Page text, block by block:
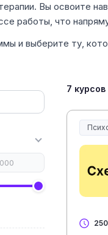
Вы освоите
работы, что
и выберите ту,
7 курсов